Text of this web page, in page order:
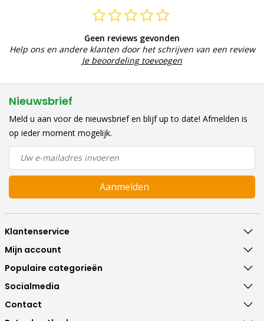
Geen reviews gevonden
Help ons en andere klanten door het schrijven van een review
Je beoordeling toevoegen
Nieuwsbrief
Meld u aan voor de nieuwsbrief en blijf up to date! Afmelden is
op ieder moment mogelijk.
Aanmelden
Klantenservice
Mijn account
Populaire categorieën
Socialmedia
Contact